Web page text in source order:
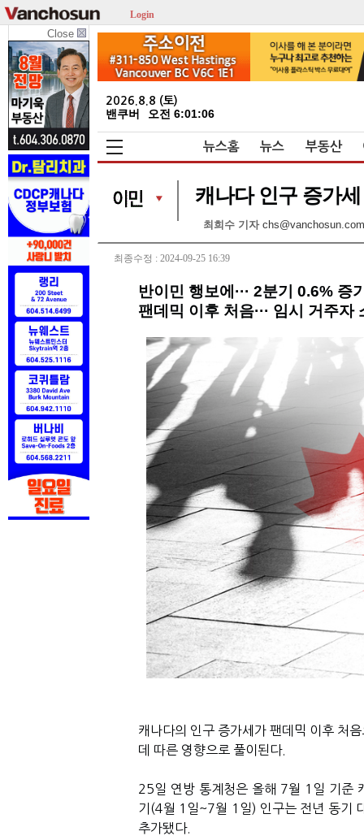
Login
Close
2026.8.8 (토)
밴쿠버 오전 6:01:07
뉴스홈 뉴스 부동산
캐나다 인구 증가
최희수 기자 chs@vanchosun.com
최종수정 : 2024-09-25 16:39
반이민 행보에··· 2분기 0.6% 증
팬데믹 이후 처음··· 임시 거주자
캐나다의 인구 증가세가 팬데믹 이후 처
데 따른 영향으로 풀이된다.
25일 연방 통계청은 올해 7월 1일 기준
기(4월 1일~7월 1일) 인구는 전년 동기
추가됐다.